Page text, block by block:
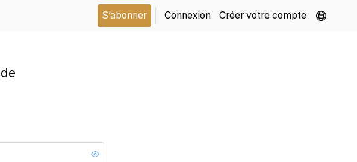
S’abonner Connexion Créer votre compte